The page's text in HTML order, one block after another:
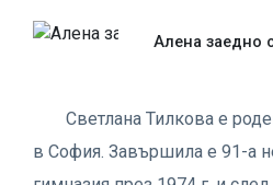
Алена заедно
Светлана Тилкова е
в София. Завършила е 91-а